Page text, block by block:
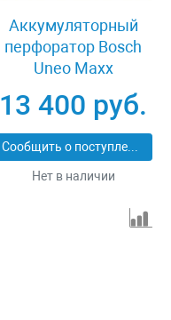
Аккумуляторный
перфоратор Bosch
Uneo Maxx
13 400 руб.
Сообщить о поступлении
Нет в наличии